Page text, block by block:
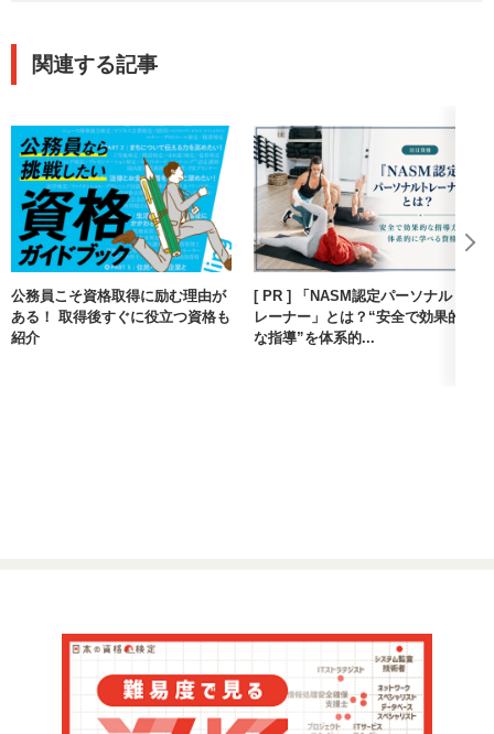
関連する記事
公務員こそ資格取得に励む理由が
ある！ 取得後すぐに役立つ資格も
紹介
[ PR ] 「NASM認定パーソナルト
レーナー」とは？“安全で効果的
な指導”を体系的...